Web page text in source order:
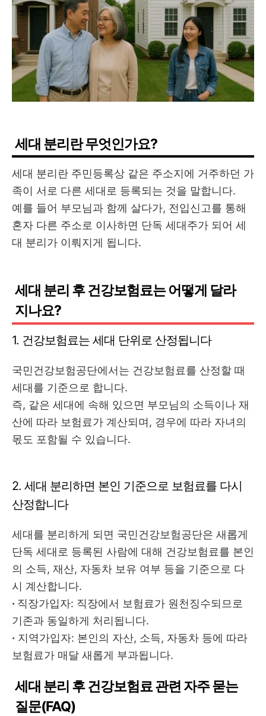
세대 분리란 무엇인가요?
세대 분리란 주민등록상 같은 주소지에 거주하던 가
족이 서로 다른 세대로 등록되는 것을 말합니다.
예를 들어 부모님과 함께 살다가, 전입신고를 통해
혼자 다른 주소로 이사하면 단독 세대주가 되어 세
대 분리가 이뤄지게 됩니다.
세대 분리 후 건강보험료는 어떻게 달라
지나요?
1. 건강보험료는 세대 단위로 산정됩니다
국민건강보험공단에서는 건강보험료를 산정할 때
세대를 기준으로 합니다.
즉, 같은 세대에 속해 있으면 부모님의 소득이나 재
산에 따라 보험료가 계산되며, 경우에 따라 자녀의
몫도 포함될 수 있습니다.
2. 세대 분리하면 본인 기준으로 보험료를 다시
산정합니다
세대를 분리하게 되면 국민건강보험공단은 새롭게
단독 세대로 등록된 사람에 대해 건강보험료를 본인
의 소득, 재산, 자동차 보유 여부 등을 기준으로 다
시 계산합니다.
· 직장가입자: 직장에서 보험료가 원천징수되므로
기존과 동일하게 처리됩니다.
· 지역가입자: 본인의 자산, 소득, 자동차 등에 따라
보험료가 매달 새롭게 부과됩니다.
세대 분리 후 건강보험료 관련 자주 묻는
질문(FAQ)